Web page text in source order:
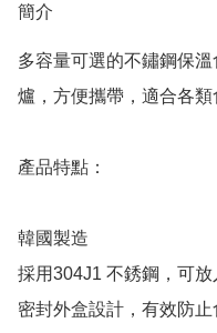
簡介
多容量可選的不鏽鋼保
爐，方便攜帶，適合各類
產品特點：
韓國製造
採用304J1 不銹鋼，可
密封外盒設計，有效防